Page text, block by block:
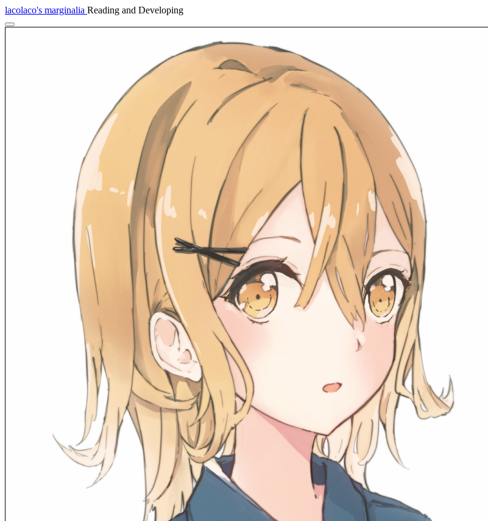
lacolaco's marginalia Reading and Developing